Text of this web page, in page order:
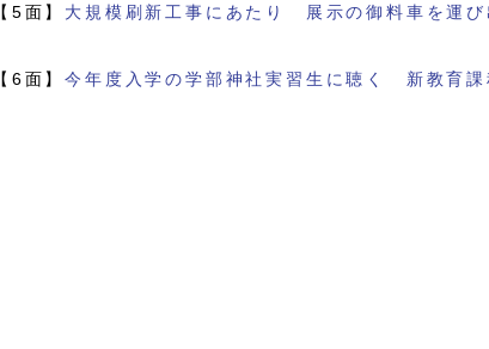
【5面】 大規模刷新工事にあたり 展示の御料車を運
【6面】今年度入学の学部神社実習生に聴く 新教育